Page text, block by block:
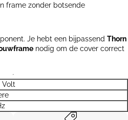
frame zonder botsende
Je hebt een bijpassend Thorn
nodig om de cover correct
Volt